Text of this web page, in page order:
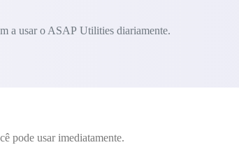
a usar o ASAP Utilities diariamente.
pode usar imediatamente.